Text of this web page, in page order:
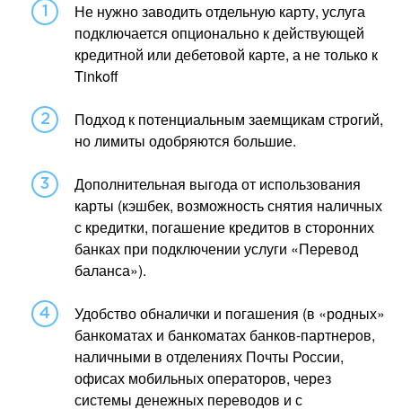
Не нужно заводить отдельную карту, услуга
подключается опционально к действующей
кредитной или дебетовой карте, а не только к
Tinkoff
Подход к потенциальным заемщикам строгий,
но лимиты одобряются большие.
Дополнительная выгода от использования
карты (кэшбек, возможность снятия наличных
с кредитки, погашение кредитов в сторонних
банках при подключении услуги «Перевод
баланса»).
Удобство обналички и погашения (в «родных»
банкоматах и банкоматах банков-партнеров,
наличными в отделениях Почты России,
офисах мобильных операторов, через
системы денежных переводов и с